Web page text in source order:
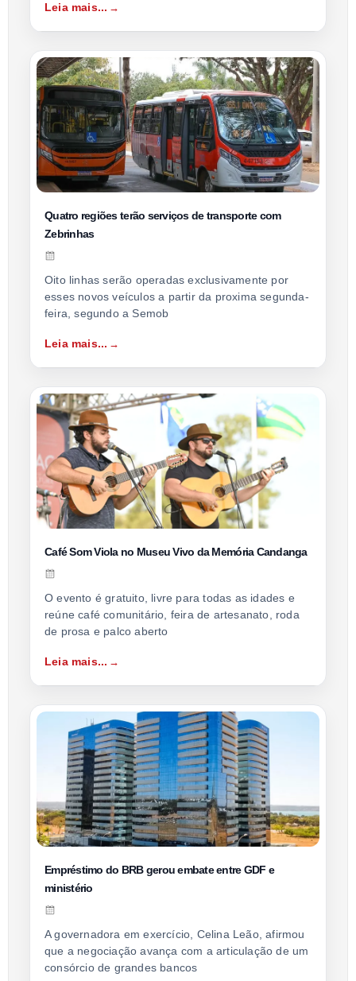
Leia mais...
Quatro regiões terão serviços de transporte com
Zebrinhas
Oito linhas serão operadas exclusivamente por
esses novos veículos a partir da proxima segunda-
feira, segundo a Semob
Leia mais...
Café Som Viola no Museu Vivo da Memória Candanga
O evento é gratuito, livre para todas as idades e
reúne café comunitário, feira de artesanato, roda
de prosa e palco aberto
Leia mais...
Empréstimo do BRB gerou embate entre GDF e
ministério
A governadora em exercício, Celina Leão, afirmou
que a negociação avança com a articulação de um
consórcio de grandes bancos